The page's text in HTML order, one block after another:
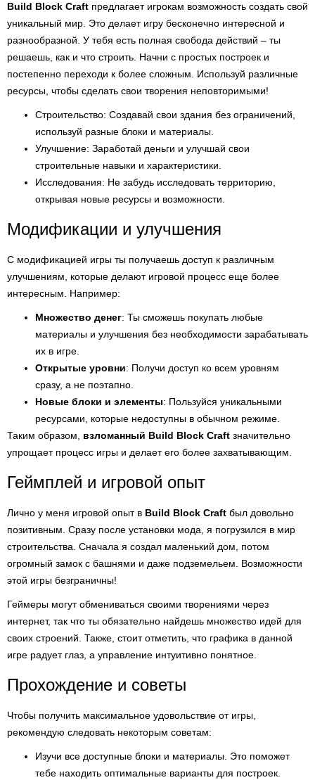
Build Block Craft предлагает игрокам возможность создать свой
уникальный мир. Это делает игру бесконечно интересной и
разнообразной. У тебя есть полная свобода действий – ты
решаешь, как и что строить. Начни с простых построек и
постепенно переходи к более сложным. Используй различные
ресурсы, чтобы сделать свои творения неповторимыми!
Строительство: Создавай свои здания без ограничений,
используй разные блоки и материалы.
Улучшение: Заработай деньги и улучшай свои
строительные навыки и характеристики.
Исследования: Не забудь исследовать территорию,
открывая новые ресурсы и возможности.
Модификации и улучшения
С модификацией игры ты получаешь доступ к различным
улучшениям, которые делают игровой процесс еще более
интересным. Например:
Множество денег: Ты сможешь покупать любые
материалы и улучшения без необходимости зарабатывать
их в игре.
Открытые уровни: Получи доступ ко всем уровням
сразу, а не поэтапно.
Новые блоки и элементы: Пользуйся уникальными
ресурсами, которые недоступны в обычном режиме.
Таким образом, взломанный Build Block Craft значительно
упрощает процесс игры и делает его более захватывающим.
Геймплей и игровой опыт
Лично у меня игровой опыт в Build Block Craft был довольно
позитивным. Сразу после установки мода, я погрузился в мир
строительства. Сначала я создал маленький дом, потом
огромный замок с башнями и даже подземельем. Возможности
этой игры безграничны!
Геймеры могут обмениваться своими творениями через
интернет, так что ты обязательно найдешь множество идей для
своих строений. Также, стоит отметить, что графика в данной
игре радует глаз, а управление интуитивно понятное.
Прохождение и советы
Чтобы получить максимальное удовольствие от игры,
рекомендую следовать некоторым советам:
Изучи все доступные блоки и материалы. Это поможет
тебе находить оптимальные варианты для построек.